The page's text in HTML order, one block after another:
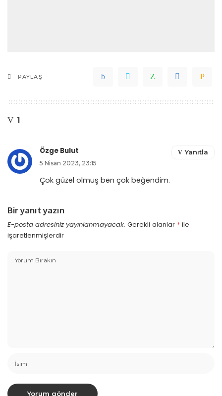
PAYLAŞ
1
Özge Bulut
5 Nisan 2023, 23:15
Çok güzel olmuş ben çok beğendim.
Yanıtla
Bir yanıt yazın
E-posta adresiniz yayınlanmayacak. Gerekli alanlar * ile
işaretlenmişlerdir